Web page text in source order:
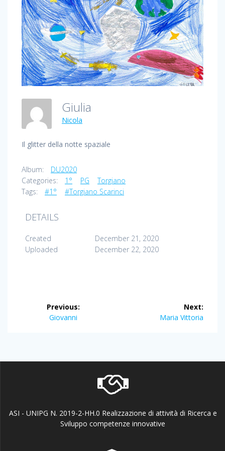
Giulia
Nicola
Il glitter della notte spaziale
Album:
DU2020
Categories:
1° PG
Torgiano
Tags:
#1° #Torgiano Scarinci
DETAILS
Created
December 21, 2020
Uploaded
December 22, 2020
navigation
Previous:
Previous
Giovanni
Next:
Next
Maria Vittoria
ASI - UNIPG N. 2019-2-HH.0 Realizzazione di attività di Ricerca e
Sviluppo competenze innovative